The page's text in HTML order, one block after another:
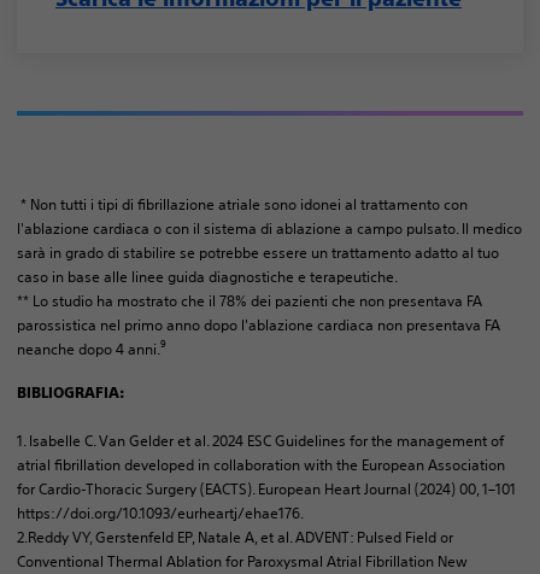
* Non tutti i tipi di fibrillazione atriale sono idonei al trattamento con
l'ablazione cardiaca o con il sistema di ablazione a campo pulsato. Il medico
sarà in grado di stabilire se potrebbe essere un trattamento adatto al tuo
caso in base alle linee guida diagnostiche e terapeutiche.
** Lo studio ha mostrato che il 78% dei pazienti che non presentava FA
parossistica nel primo anno dopo l'ablazione cardiaca non presentava FA
neanche dopo 4 anni.9
BIBLIOGRAFIA:
1. Isabelle C. Van Gelder et al. 2024 ESC Guidelines for the management of
atrial fibrillation developed in collaboration with the European Association
for Cardio-Thoracic Surgery (EACTS). European Heart Journal (2024) 00, 1–101
https://doi.org/10.1093/eurheartj/ehae176.
2.Reddy VY, Gerstenfeld EP, Natale A, et al. ADVENT: Pulsed Field or
Conventional Thermal Ablation for Paroxysmal Atrial Fibrillation New